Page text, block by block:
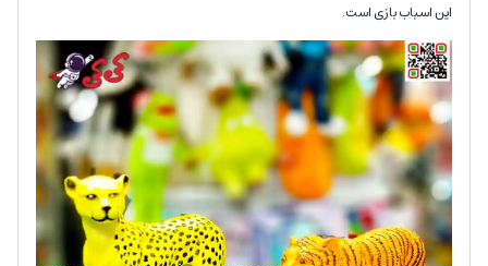
این اسباب بازی است.